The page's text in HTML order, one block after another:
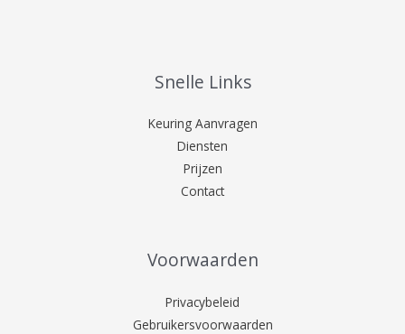
Snelle Links
Keuring Aanvragen
Diensten
Prijzen
Contact
Voorwaarden
Privacybeleid
Gebruikersvoorwaarden